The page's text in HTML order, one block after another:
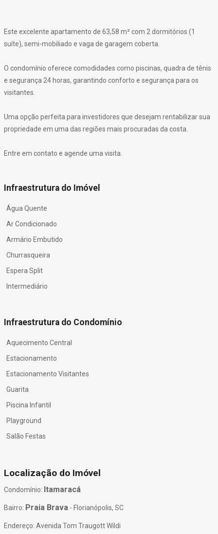
Este excelente apartamento de 63,58 m² com 2 dormitórios (1
suíte), semi-mobiliado e vaga de garagem coberta.
O condomínio oferece comodidades como piscinas, quadra de tênis
e segurança 24 horas, garantindo conforto e segurança para os
visitantes.
Uma opção perfeita para investidores que desejam rentabilizar sua
propriedade em uma das regiões mais procuradas da costa.
Entre em contato e agende uma visita.
Infraestrutura do Imóvel
Água Quente
Ar Condicionado
Armário Embutido
Churrasqueira
Espera Split
Intermediário
Infraestrutura do Condomínio
Aquecimento Central
Estacionamento
Estacionamento Visitantes
Guarita
Piscina Infantil
Playground
Salão Festas
Localização do Imóvel
Condomínio: Itamaracá
Bairro: Praia Brava - Florianópolis, SC
Endereço: Avenida Tom Traugott Wildi